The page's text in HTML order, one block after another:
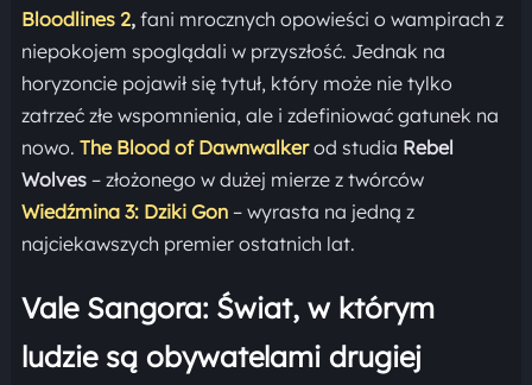
Bloodlines 2, fani mrocznych opowieści o wampirach z
niepokojem spoglądali w przyszłość. Jednak na
horyzoncie pojawił się tytuł, który może nie tylko
zatrzeć złe wspomnienia, ale i zdefiniować gatunek na
nowo. The Blood of Dawnwalkerod studia Rebel
Wolves– złożonego w dużej mierze z twórców
Wiedźmina 3: Dziki Gon– wyrasta na jedną z
najciekawszych premier ostatnich lat.
Vale Sangora: Świat, w którym
ludzie są obywatelami drugiej